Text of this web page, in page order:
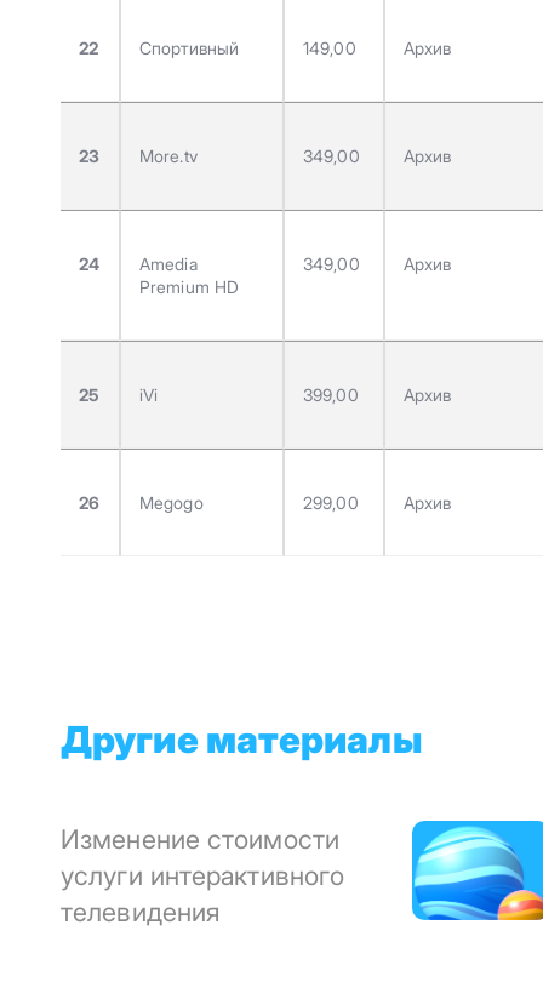
22 Спортивный 149,00 Архив
23 More.tv 349,00 Архив
24
Amedia
Premium HD
349,00 Архив
25 iVi 399,00 Архив
26 Megogo 299,00 Архив
Другие материалы
Изменение стоимости
услуги интерактивного
телевидения